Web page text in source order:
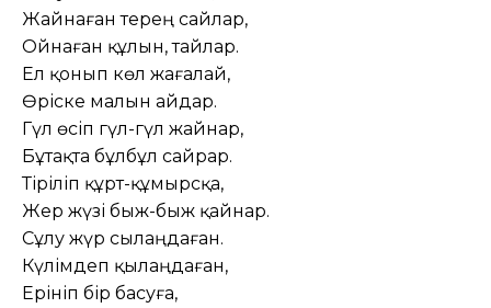
Жайнаған терең сайлар,
Ойнаған құлын, тайлар.
Ел қонып көл жағалай,
Өріске малын айдар.
Гүл өсіп гүл-гүл жайнар,
Бұтақта бұлбұл сайрар.
Тіріліп құрт-құмырсқа,
Жер жүзі быж-быж қайнар.
Сұлу жүр сылаңдаған.
Күлімдеп қылаңдаған,
Ерініп бір басуға,